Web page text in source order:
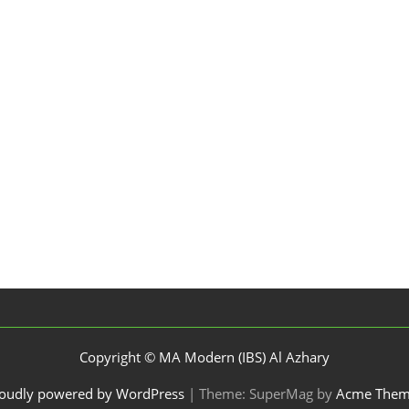
Copyright © MA Modern (IBS) Al Azhary
powered by WordPress | Theme: SuperMag by Acme